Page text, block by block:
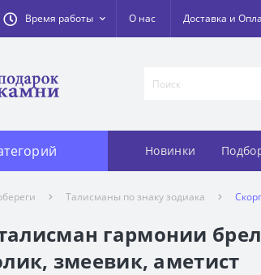
Время работы О нас Доставка и
Новинки
Талисманы по знаку зодиака
гармонии
змеевик, аметист